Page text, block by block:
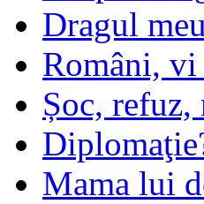
Dragul
Români, vi
Șoc, refuz,
Mama lui